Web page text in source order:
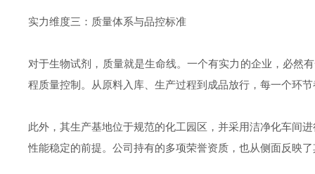
实力维度三：质量体系与品控标准
对于生物试剂，质量就是生命线。一个有实力的企业，必然
程质量控制。从原料入库、生产过程到成品放行，每一个环
此外，其生产基地位于规范的化工园区，并采用洁净化车间
性能稳定的前提。公司持有的多项荣誉资质，也从侧面反映